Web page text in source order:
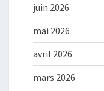
juin 2026
mai 2026
avril 2026
mars 2026